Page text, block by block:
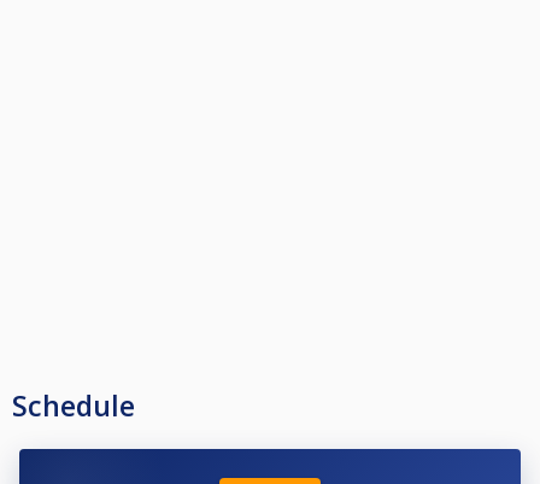
Schedule